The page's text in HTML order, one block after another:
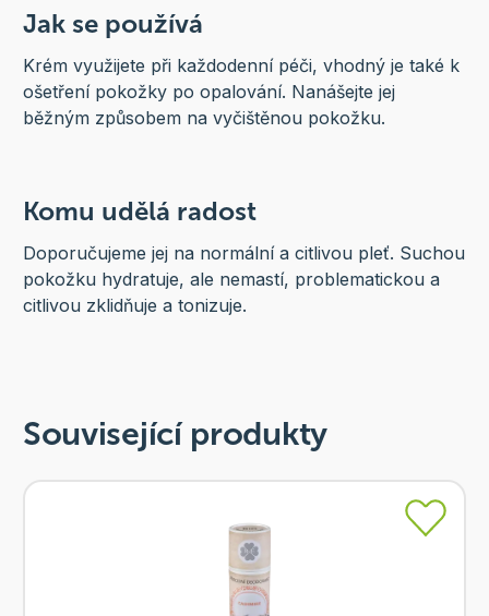
Jak se používá
Krém využijete při každodenní péči, vhodný je také k
ošetření pokožky po opalování. Nanášejte jej
běžným způsobem na vyčištěnou pokožku.
Komu udělá radost
Doporučujeme jej na normální a citlivou pleť. Suchou
pokožku hydratuje, ale nemastí, problematickou a
citlivou zklidňuje a tonizuje.
Související produkty